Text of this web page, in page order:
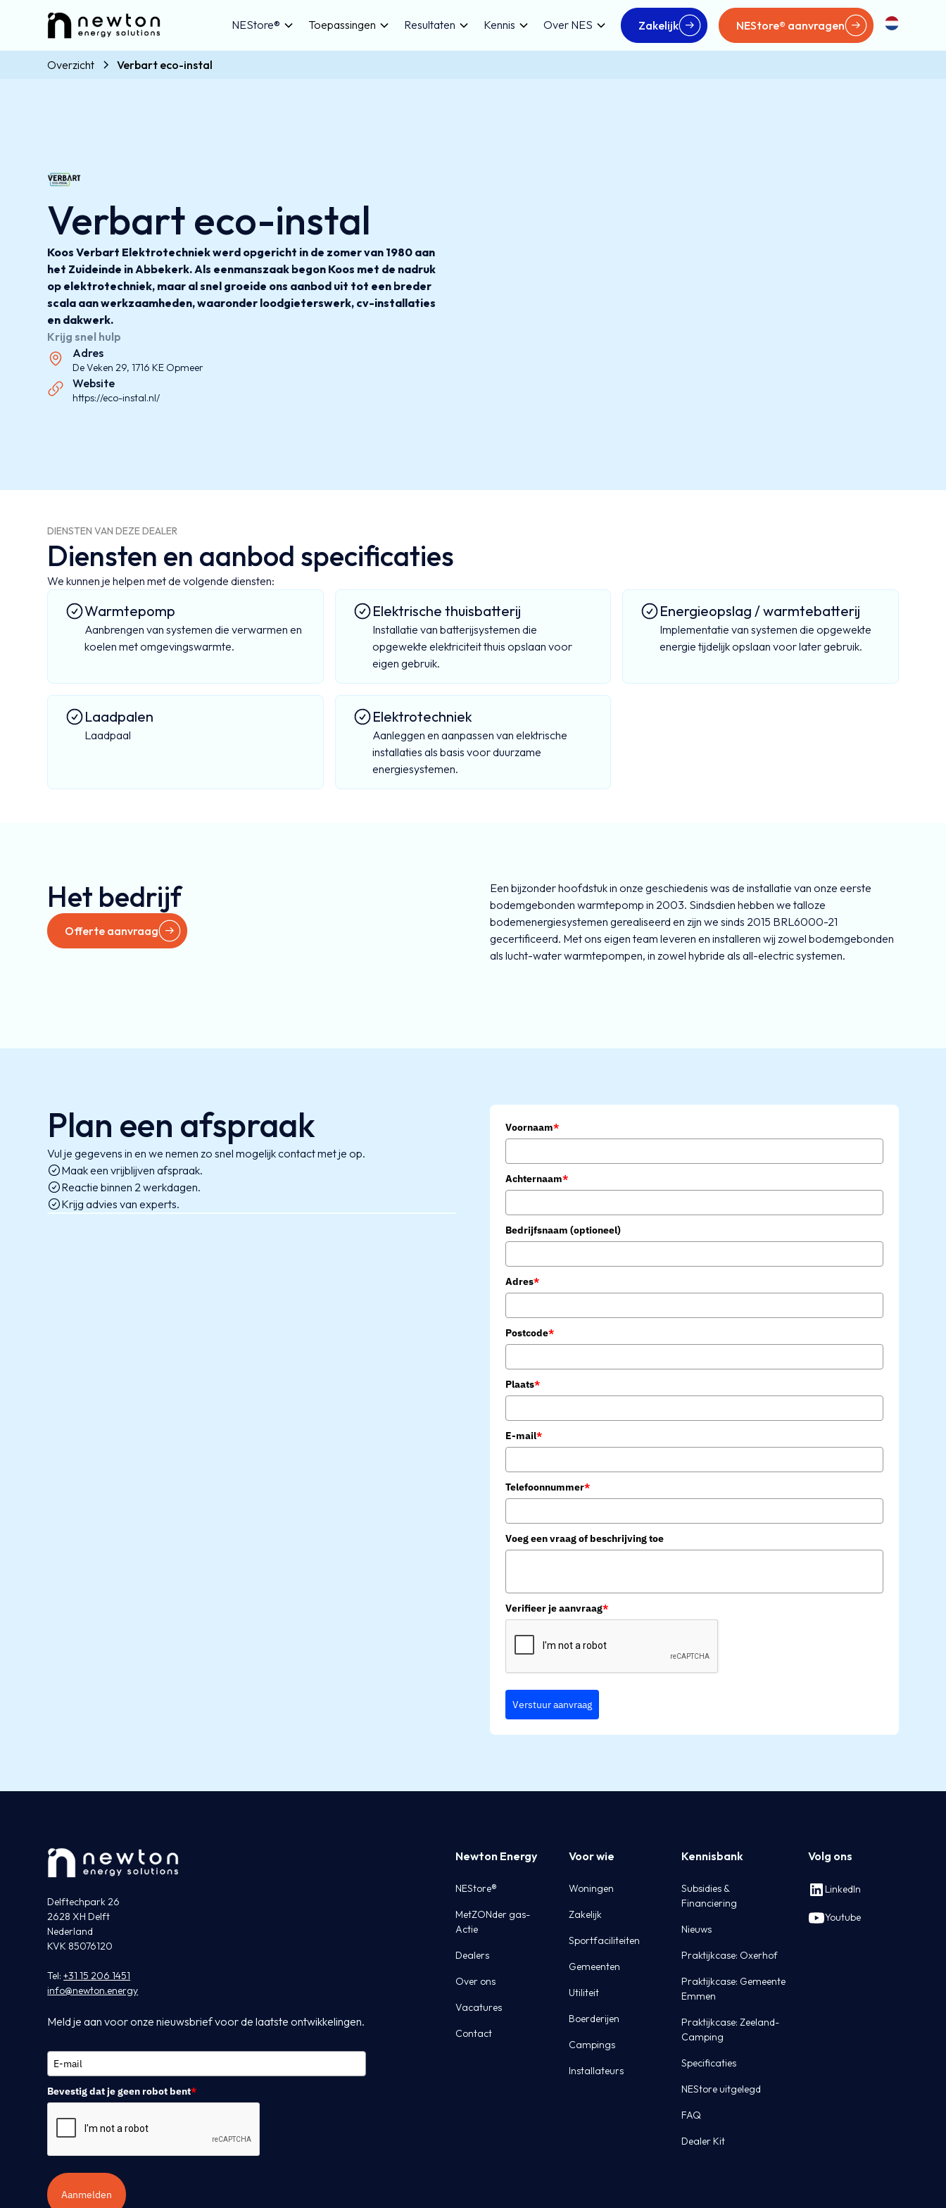
NEStore® Toepassingen Resultaten Kennis Over NES Zakelijk NEStore® aanvragen
Overzicht Verbart eco-instal
Verbart eco-instal
Koos Verbart Elektrotechniek werd opgericht in de zomer van 1980 aan
het Zuideinde in Abbekerk. Als eenmanszaak begon Koos met de nadruk
op elektrotechniek, maar al snel groeide ons aanbod uit tot een breder
scala aan werkzaamheden, waaronder loodgieterswerk, cv-installaties
en dakwerk.
Krijg snel hulp
Adres
De Veken 29, 1716 KE Opmeer
Website
https://eco-instal.nl/
DIENSTEN VAN DEZE DEALER
Diensten en aanbod specificaties
We kunnen je helpen met de volgende diensten:
Warmtepomp
Aanbrengen van systemen die verwarmen en
koelen met omgevingswarmte.
Elektrische thuisbatterij
Installatie van batterijsystemen die
opgewekte elektriciteit thuis opslaan voor
eigen gebruik.
Energieopslag / warmtebatterij
Implementatie van systemen die opgewekte
energie tijdelijk opslaan voor later gebruik.
Laadpalen
Laadpaal
Elektrotechniek
Aanleggen en aanpassen van elektrische
installaties als basis voor duurzame
energiesystemen.
Het bedrijf
Offerte aanvraag
Een bijzonder hoofdstuk in onze geschiedenis was de installatie van onze eerste
bodemgebonden warmtepomp in 2003. Sindsdien hebben we talloze
bodemenergiesystemen gerealiseerd en zijn we sinds 2015 BRL6000-21
gecertificeerd. Met ons eigen team leveren en installeren wij zowel bodemgebonden
als lucht-water warmtepompen, in zowel hybride als all-electric systemen.
Plan een afspraak
Vul je gegevens in en we nemen zo snel mogelijk contact met je op.
Maak een vrijblijven afspraak.
Reactie binnen 2 werkdagen.
Krijg advies van experts.
Voornaam*
Achternaam*
Bedrijfsnaam (optioneel)
Adres*
Postcode*
Plaats*
E-mail*
Telefoonnummer*
Voeg een vraag of beschrijving toe
Verifieer je aanvraag*
Verstuur aanvraag
Delftechpark 26
2628 XH Delft
Nederland
KVK 85076120
Tel:+31 15 206 1451
info@newton.energy
Meld je aan voor onze nieuwsbrief voor de laatste ontwikkelingen.
Bevestig dat je geen robot bent*
Aanmelden
Newton Energy
NEStore®
MetZONder gas-
Actie
Dealers
Over ons
Vacatures
Contact
Voor wie
Woningen
Zakelijk
Sportfaciliteiten
Gemeenten
Utiliteit
Boerderijen
Campings
Installateurs
Kennisbank
Subsidies &
Financiering
Nieuws
Praktijkcase: Oxerhof
Praktijkcase: Gemeente
Emmen
Praktijkcase: Zeeland-
Camping
Specificaties
NEStore uitgelegd
FAQ
Dealer Kit
Volg ons
LinkedIn
Youtube